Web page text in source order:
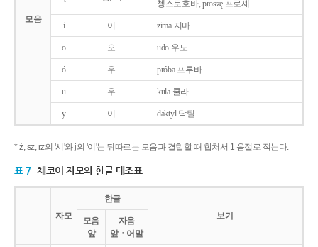
모음
쳉스토호바, proszę 프로셰
i 이 zima 지마
o 오 udo 우도
ó 우 próba 프루바
u 우 kula 쿨라
y 이 daktyl 닥틸
* ż, sz, rz의 '시'와 j의 '이'는 뒤따르는 모음과 결합할 때 합쳐서 1 음절로 적는다.
표 7 체코어 자모와 한글 대조표
자모
한글
보기
모음
앞
자음
앞ㆍ어말